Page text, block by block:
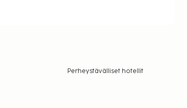
Perheystävälliset hotellit